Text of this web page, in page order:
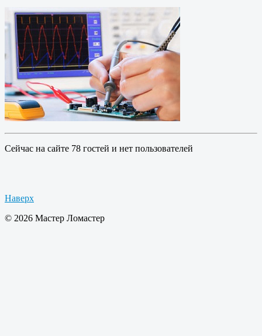
Сейчас на сайте 78 гостей и нет пользователей
Наверх
© 2026 Мастер Ломастер